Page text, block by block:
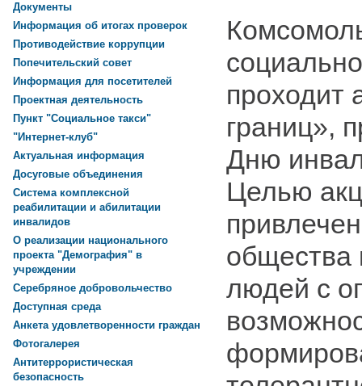
проходит
границ»,
Дню
Целью
общества
людей с
Документы
Информация об итогах проверок
Противодействие коррупции
Попечительский совет
Информация для посетителей
Проектная деятельность
Пункт "Социальное такси"
"Интернет-клуб"
Актуальная информация
Досуговые объединения
Система комплексной
реабилитации и абилитации
инвалидов
О реализации национального
проекта "Демография" в
учреждении
Серебряное добровольчество
Доступная среда
Анкета удовлетворенности граждан
Фотогалерея
Антитеррористическая
безопасность